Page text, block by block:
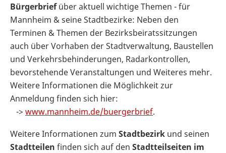
Bürgerbriefüber aktuell wichtige Themen - für
Mannheim & seine Stadtbezirke: Neben den
Terminen & Themen der Bezirksbeiratssitzungen
auch über Vorhaben der Stadtverwaltung, Baustellen
und Verkehrsbehinderungen, Radarkontrollen,
bevorstehende Veranstaltungen und Weiteres mehr.
Weitere Informationen die Möglichkeit zur
Anmeldung finden sich hier:
-> www.mannheim.de/buergerbrief.
Weitere Informationen zum Stadtbezirk und seinen
Stadtteilen finden sich auf den Stadtteilseiten im